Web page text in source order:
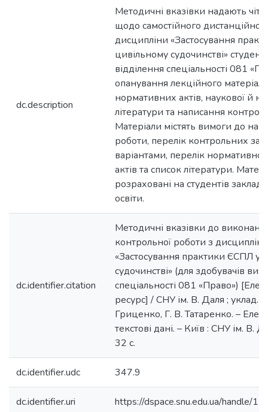
dc.description
Методичні вказівки надають
щодо самостійного
дисципліни «Застосування
цивільному судочинстві»
відділення спеціальності 081
опанування лекційного
нормативних актів, наукової й
літератури та написання
Матеріали містять вимоги до
роботи, перелік контрольних
варіантами, перелік
актів та список літератури.
розраховані на студентів
освіти.
dc.identifier.citation
Методичні вказівки до
контрольної роботи з дисципліни
«Застосування практики ЄСПЛ у
судочинстві» (для здобувачів
спеціальності 081 «Право»)
ресурс] / СНУ ім. В. Даля ; уклад. :
Гриценко, Г. В. Татаренко. –
текстові дані. – Київ : СНУ ім. В.
32 с.
dc.identifier.udc 347.9
dc.identifier.uri https://dspace.snu.edu.ua/handle/